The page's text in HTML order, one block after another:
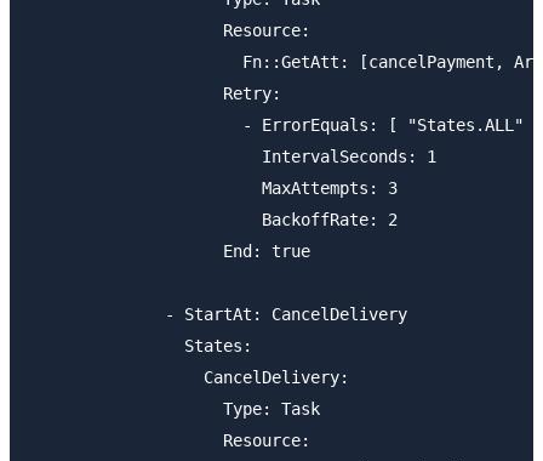
                    Resource:
Fn::GetAtt: [cancelPayment,
                    Retry:
                      - ErrorEquals: [ "States.ALL" ]
                        IntervalSeconds: 1
                        MaxAttempts: 3
                        BackoffRate: 2
                    End: true
              - StartAt: CancelDelivery
                States:
                  CancelDelivery:
                    Type: Task
                    Resource: